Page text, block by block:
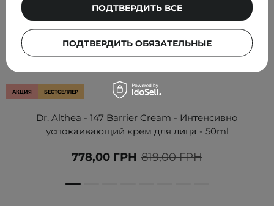
АКЦИЯ БЕСТСЕЛЛЕР
Dr. Althea - 147 Barrier Cream - Интенсивно
успокаивающий крем для лица - 50ml
819,00 ГРН
778,00 ГРН
ПОДТВЕРДИТЬ ОБЯЗАТЕЛЬНЫЕ
ПОДТВЕРДИТЬ ВСЕ